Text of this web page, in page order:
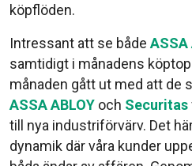
köpflöden.
Intressant att se både ASSA
samtidigt i månadens
månaden gått ut med att de
ASSA ABLOY och Securitas
till nya industriförvärv. Det
dynamik där våra kunder